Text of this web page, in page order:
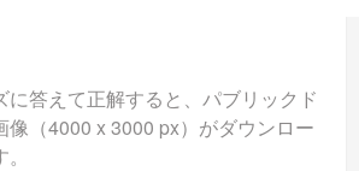
に答えて正解すると、パブリックド
像（4000 x 3000 px）がダウンロー